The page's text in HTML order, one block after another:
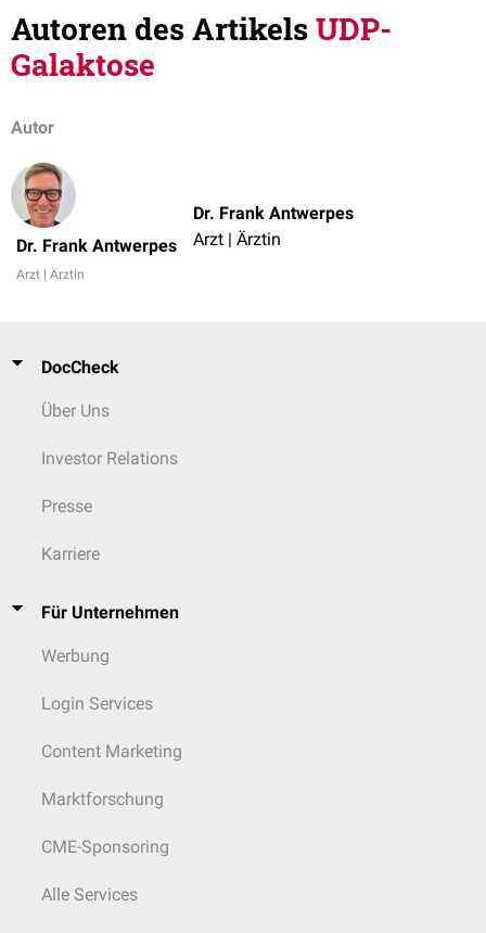
Autoren des ArtikelsUDP-
Galaktose
Autor
Dr. Frank Antwerpes
Arzt | Ärztin
Dr. Frank Antwerpes
Arzt | Ärztin
DocCheck
Über Uns
Investor Relations
Presse
Karriere
Für Unternehmen
Werbung
Login Services
Content Marketing
Marktforschung
CME-Sponsoring
Alle Services